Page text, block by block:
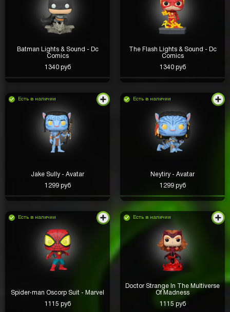
Batman Lights & Sound - Dc
Comics
1340 руб
The Flash Lights & Sound - Dc
Comics
1340 руб
Есть в наличии
Jake Sully - Avatar
1299 руб
Есть в наличии
Neytiry - Avatar
1299 руб
Есть в наличии
Spider-man Oscorp Suit - Marvel
1115 руб
Есть в наличии
Doctor Strange In The Multiverse
Of Madness
1115 руб